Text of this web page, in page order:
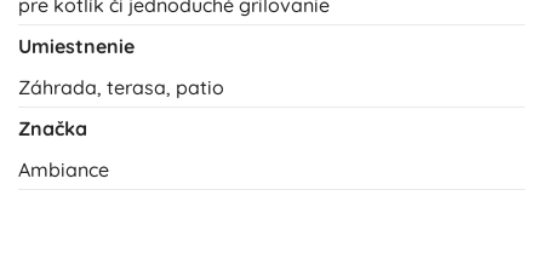
Umiestnenie
Záhrada, terasa, patio
Značka
Ambiance